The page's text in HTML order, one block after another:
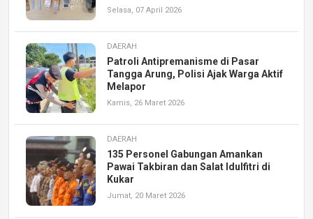
Selasa, 07 April 2026
DAERAH
Patroli Antipremanisme di Pasar
Tangga Arung, Polisi Ajak Warga Aktif
Melapor
Kamis, 26 Maret 2026
DAERAH
135 Personel Gabungan Amankan
Pawai Takbiran dan Salat Idulfitri di
Kukar
Jumat, 20 Maret 2026